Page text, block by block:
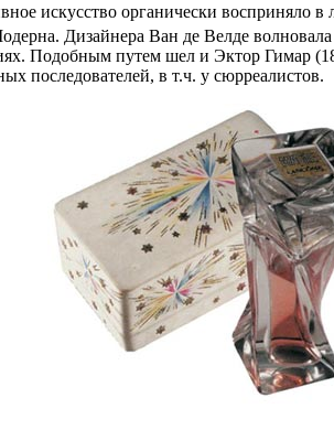
искусство органически
Дизайнера Ван де Велде
Подобным путем шел и Эктор
последователей, в т.ч. у сюрреалистов.